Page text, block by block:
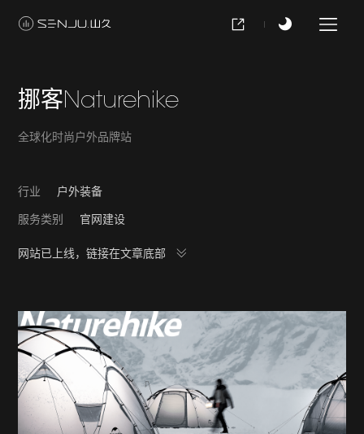
挪客Naturehike
全球化时尚户外品牌站
行业 户外装备
服务类别 官网建设
网站已上线，链接在文章底部